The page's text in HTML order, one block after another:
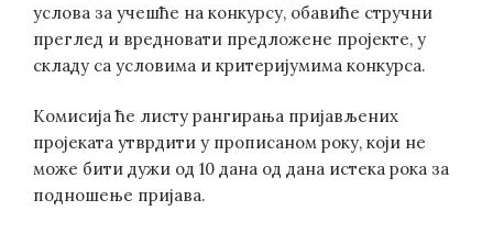
услова за учешће на конкурсу, обавиће стручни
преглед и вредновати предложене пројекте, у
складу са условима и критеријумима конкурса.
Комисија ће листу рангирања пријављених
пројеката утврдити у прописаном року, који не
може бити дужи од 10 дана од дана истека рока за
подношење пријава.